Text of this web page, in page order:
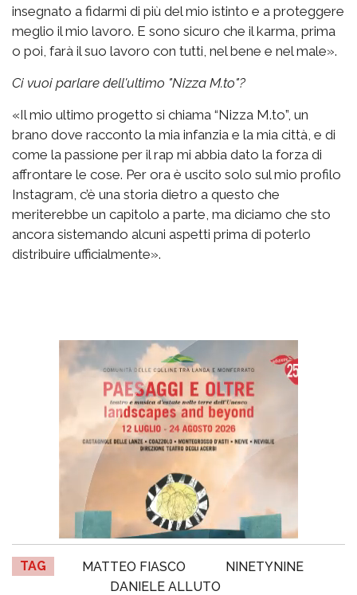
insegnato a fidarmi di più del mio istinto e a proteggere
meglio il mio lavoro. E sono sicuro che il karma, prima
o poi, farà il suo lavoro con tutti, nel bene e nel male».
Ci vuoi parlare dell'ultimo "Nizza M.to"?
«Il mio ultimo progetto si chiama “Nizza M.to”, un
brano dove racconto la mia infanzia e la mia città, e di
come la passione per il rap mi abbia dato la forza di
affrontare le cose. Per ora è uscito solo sul mio profilo
Instagram, c’è una storia dietro a questo che
meriterebbe un capitolo a parte, ma diciamo che sto
ancora sistemando alcuni aspetti prima di poterlo
distribuire ufficialmente».
TAG MATTEO FIASCO
NINETYNINE
DANIELE ALLUTO